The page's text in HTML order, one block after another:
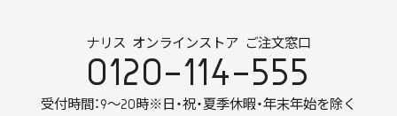
ナリス オンラインストア ご注文窓口
0120-114-555
受付時間：9～20時※日・祝・夏季休暇・年末年始を除く